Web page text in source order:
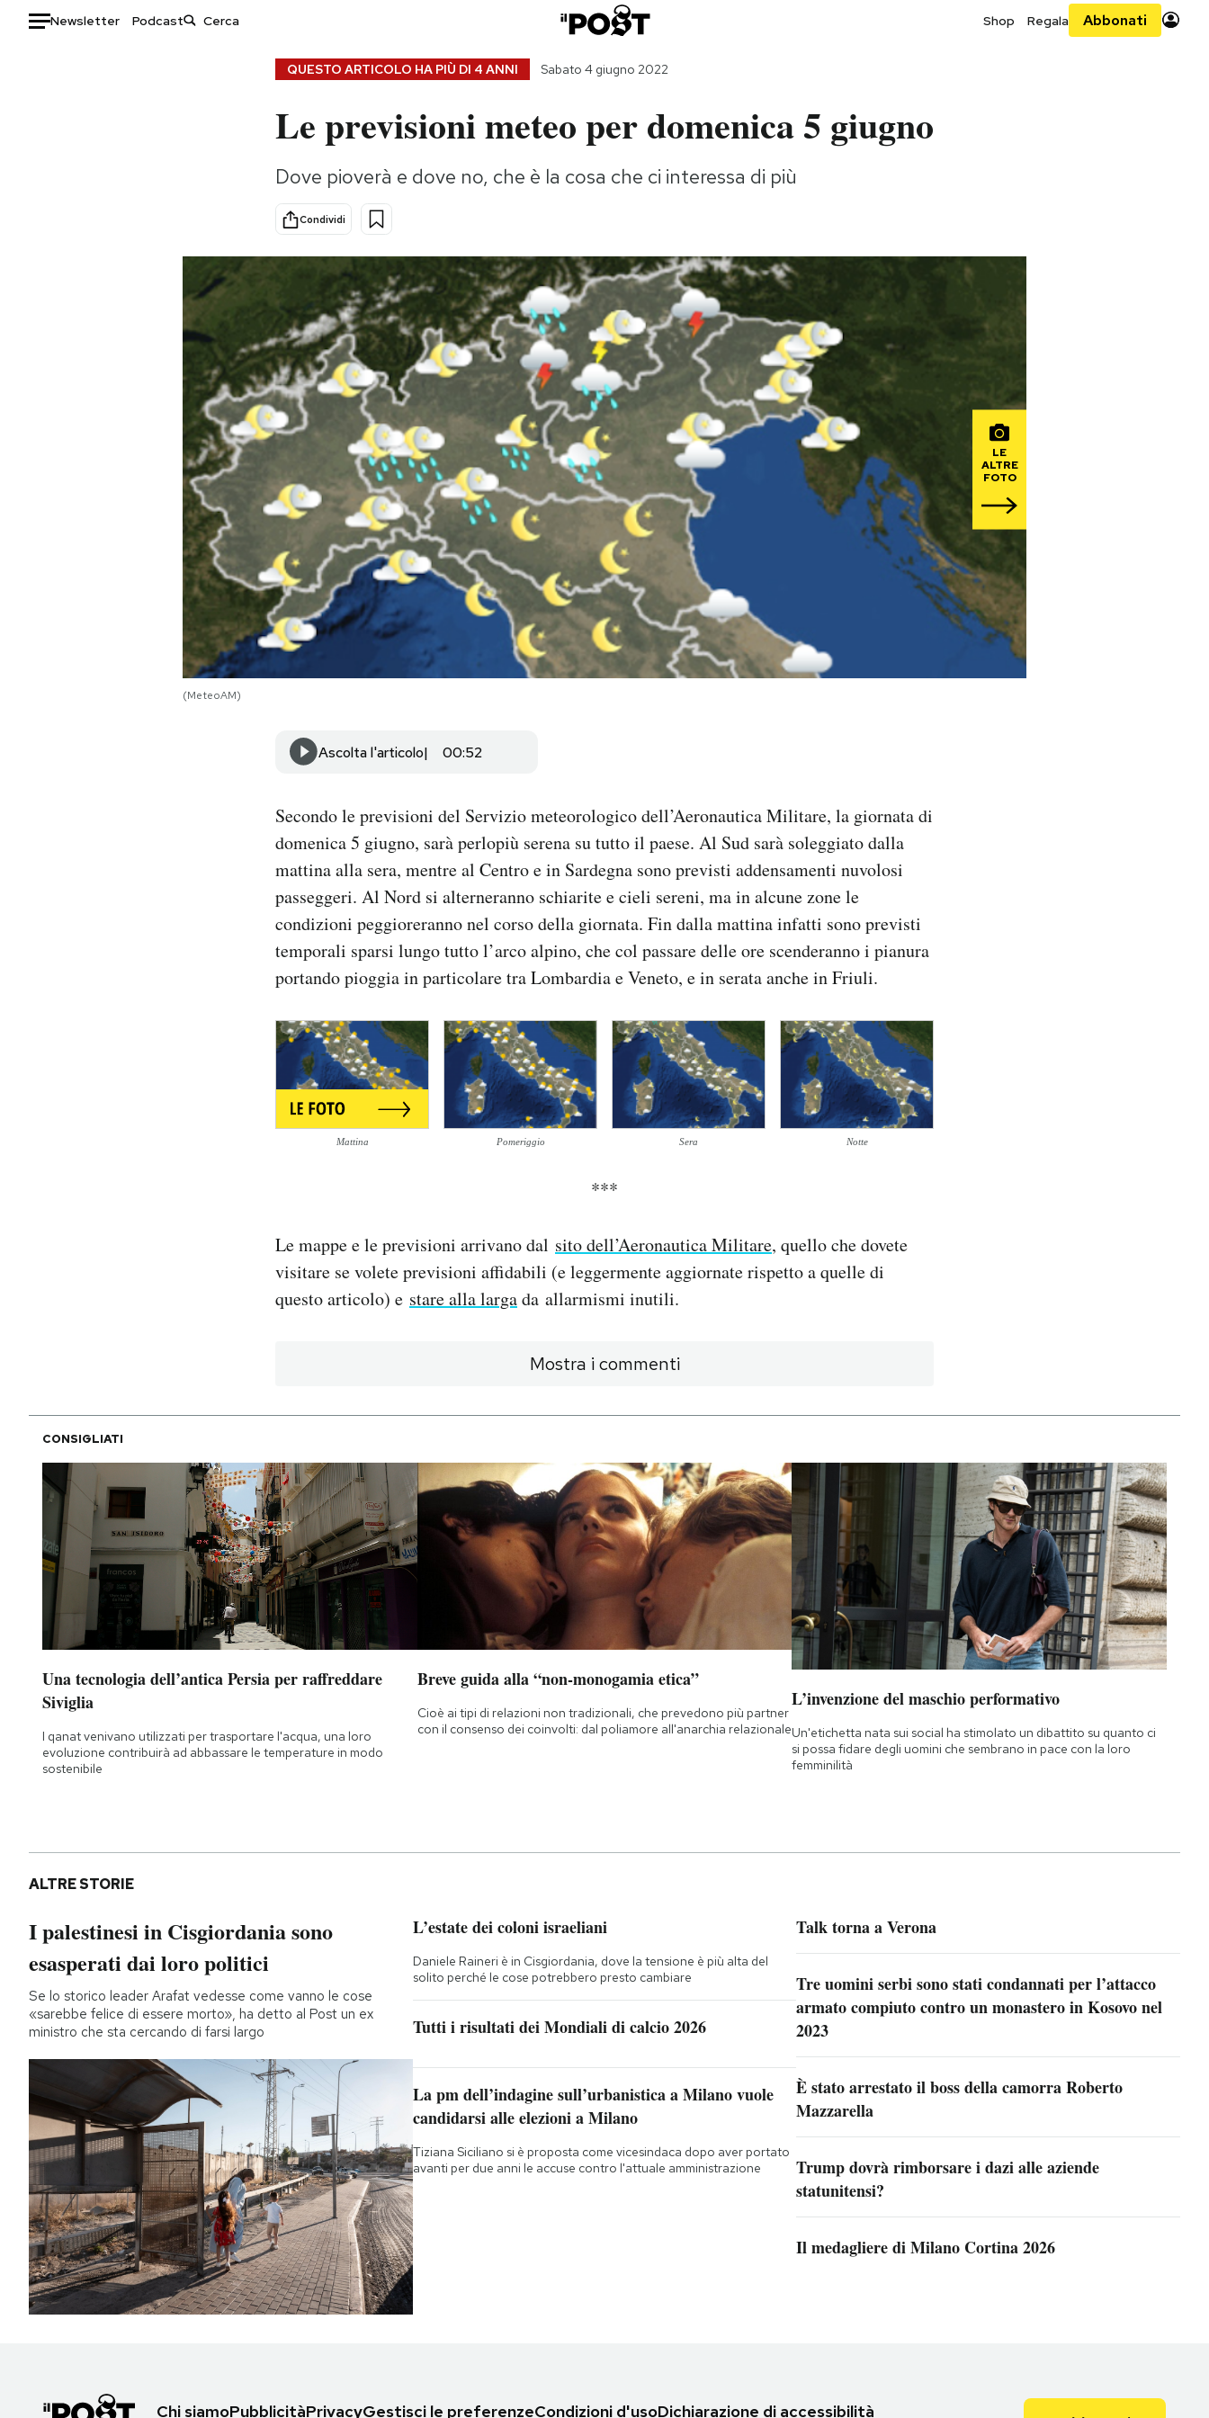
Newsletter Podcast Shop Regala Abbonati
Consumismi
Storie/Idee
Ok Boomer!
Media
Altrecose
Mondiali calcio 2026
QUESTO ARTICOLO HA PIÙ DI 4 ANNI Sabato 4 giugno 2022
Le previsioni meteo per domenica 5 giugno
Dove pioverà e dove no, che è la cosa che ci interessa di più
Condividi
LE
ALTRE
FOTO
(MeteoAM)
Ascolta l'articolo 00:52
Secondo le previsioni del Servizio meteorologico dell’Aeronautica Militare, la giornata di
domenica 5 giugno, sarà perlopiù serena su tutto il paese. Al Sud sarà soleggiato dalla
mattina alla sera, mentre al Centro e in Sardegna sono previsti addensamenti nuvolosi
passeggeri. Al Nord si alterneranno schiarite e cieli sereni, ma in alcune zone le
condizioni peggioreranno nel corso della giornata. Fin dalla mattina infatti sono previsti
temporali sparsi lungo tutto l’arco alpino, che col passare delle ore scenderanno i pianura
portando pioggia in particolare tra Lombardia e Veneto, e in serata anche in Friuli.
Mattina Pomeriggio Sera Notte
***
Le mappe e le previsioni arrivano dal sito dell’Aeronautica Militare, quello che dovete
visitare se volete previsioni affidabili (e leggermente aggiornate rispetto a quelle di
questo articolo) e stare alla largada allarmismi inutili.
Mostra i commenti
CONSIGLIATI
Una tecnologia dell’antica Persia per raffreddare
Siviglia
I qanat venivano utilizzati per trasportare l'acqua, una loro
evoluzione contribuirà ad abbassare le temperature in modo
sostenibile
Breve guida alla “non-monogamia etica”
Cioè ai tipi di relazioni non tradizionali, che prevedono più partner
con il consenso dei coinvolti: dal poliamore all'anarchia relazionale
L’invenzione del maschio performativo
Un'etichetta nata sui social ha stimolato un dibattito su quanto ci
si possa fidare degli uomini che sembrano in pace con la loro
femminilità
ALTRE STORIE
I palestinesi in Cisgiordania sono
esasperati dai loro politici
Se lo storico leader Arafat vedesse come vanno le cose
«sarebbe felice di essere morto», ha detto al Post un ex
ministro che sta cercando di farsi largo
L’estate dei coloni israeliani
Daniele Raineri è in Cisgiordania, dove la tensione è più alta del
solito perché le cose potrebbero presto cambiare
Tutti i risultati dei Mondiali di calcio 2026
La pm dell’indagine sull’urbanistica a Milano vuole
candidarsi alle elezioni a Milano
Tiziana Siciliano si è proposta come vicesindaca dopo aver portato
avanti per due anni le accuse contro l'attuale amministrazione
Talk torna a Verona
Tre uomini serbi sono stati condannati per l’attacco
armato compiuto contro un monastero in Kosovo nel
2023
È stato arrestato il boss della camorra Roberto
Mazzarella
Trump dovrà rimborsare i dazi alle aziende
statunitensi?
Il medagliere di Milano Cortina 2026
Chi siamoPubblicitàPrivacyGestisci le preferenzeCondizioni d'usoDichiarazione di accessibilità